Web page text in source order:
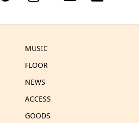
MUSIC
FLOOR
NEWS
ACCESS
GOODS